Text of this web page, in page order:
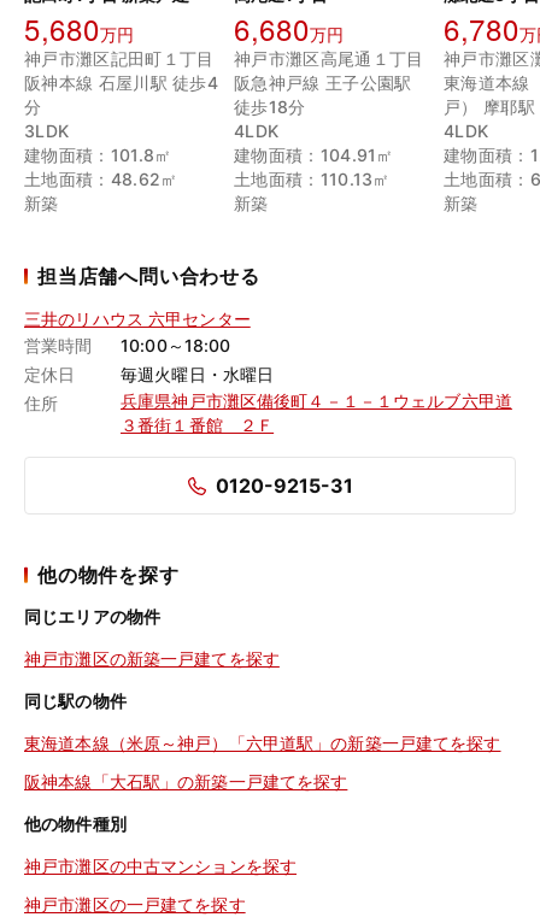
5,680万円
神戸市灘区記田町１丁目
阪神本線 石屋川駅 徒歩4
分
3LDK
建物面積：101.8㎡
土地面積：48.62㎡
新築
6,680万円
神戸市灘区高尾通１丁目
阪急神戸線 王子公園駅
徒歩18分
4LDK
建物面積：104.91㎡
土地面積：110.13㎡
新築
6,780万
神戸市灘区
東海道本線
戸） 摩耶
4LDK
建物面積：
土地面積：
新築
担当店舗へ問い合わせる
三井のリハウス 六甲センター
営業時間
10:00～18:00
定休日
毎週火曜日・水曜日
住所
兵庫県神戸市灘区備後町４－１－１ウェルブ六甲道
３番街１番館 ２Ｆ
0120-9215-31
他の物件を探す
同じエリアの物件
神戸市灘区の新築一戸建てを探す
同じ駅の物件
東海道本線（米原～神戸）「六甲道駅」の新築一戸建てを探す
阪神本線「大石駅」の新築一戸建てを探す
他の物件種別
神戸市灘区の中古マンションを探す
神戸市灘区の一戸建てを探す